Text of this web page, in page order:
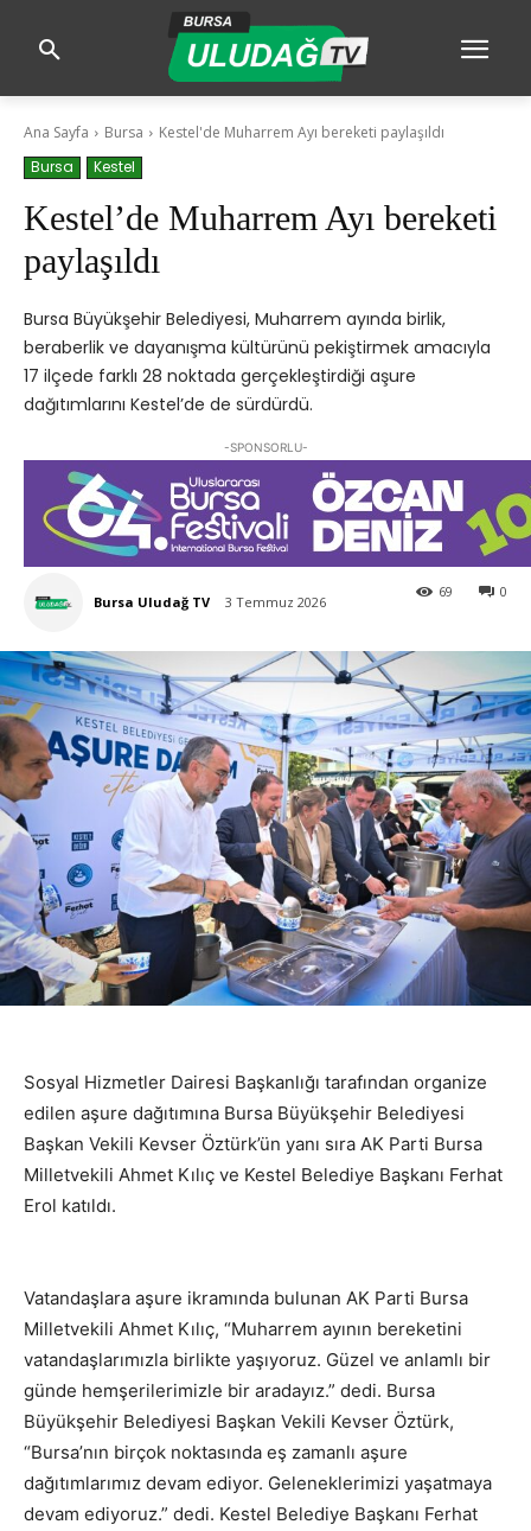
Ana Sayfa Bursa
Kestel'de Muharrem Ayı bereketi paylaşıldı
Bursa
Kestel
Kestel’de Muharrem Ayı bereketi
paylaşıldı
Bursa Büyükşehir Belediyesi, Muharrem ayında birlik,
beraberlik ve dayanışma kültürünü pekiştirmek amacıyla
17 ilçede farklı 28 noktada gerçekleştirdiği aşure
dağıtımlarını Kestel’de de sürdürdü.
-SPONSORLU-
Bursa Uludağ TV 3 Temmuz 2026
0
69
Sosyal Hizmetler Dairesi Başkanlığı tarafından organize
edilen aşure dağıtımına Bursa Büyükşehir Belediyesi
Başkan Vekili Kevser Öztürk’ün yanı sıra AK Parti Bursa
Milletvekili Ahmet Kılıç ve Kestel Belediye Başkanı Ferhat
Erol katıldı.
Vatandaşlara aşure ikramında bulunan AK Parti Bursa
Milletvekili Ahmet Kılıç, “Muharrem ayının bereketini
vatandaşlarımızla birlikte yaşıyoruz. Güzel ve anlamlı bir
günde hemşerilerimizle bir aradayız.” dedi. Bursa
Büyükşehir Belediyesi Başkan Vekili Kevser Öztürk,
“Bursa’nın birçok noktasında eş zamanlı aşure
dağıtımlarımız devam ediyor. Geleneklerimizi yaşatmaya
devam ediyoruz.” dedi. Kestel Belediye Başkanı Ferhat